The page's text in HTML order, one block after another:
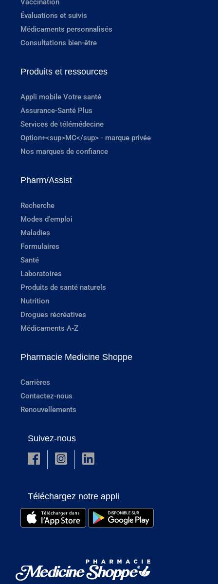
Vaccination
Évaluations et suivis
Médicaments personnalisés
Consultations bien-être
Produits et ressources
Appli mobile Votre santé
Assurance-Santé Plus
Services de télémédecine
Option+<sup>MC</sup> - marque privée
Nos marques de confiance
Pharm/Assist
Recherche
Modes d'emploi
Maladies
Formulaires
Santé
Laboratoires
Produits de santé naturels
Nutrition
Drogues récréatives
Médicaments A-Z
Pharmacie Medicine Shoppe
Carrières
Contactez-nous
Renouvellements
Suivez-nous
Téléchargez notre appli